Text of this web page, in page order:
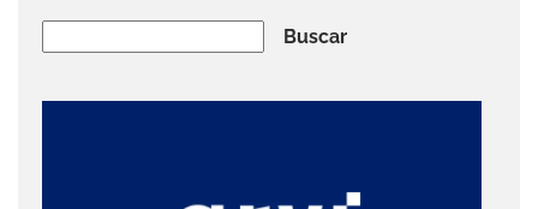
Buscar